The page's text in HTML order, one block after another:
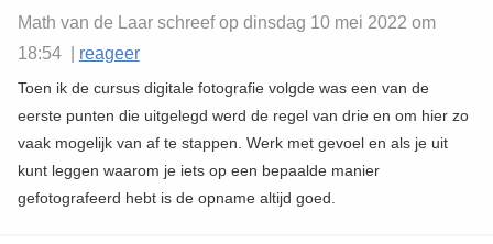
Math van de Laar schreef op dinsdag 10 mei 2022 om
18:54 | reageer
Toen ik de cursus digitale fotografie volgde was een van de
eerste punten die uitgelegd werd de regel van drie en om hier zo
vaak mogelijk van af te stappen. Werk met gevoel en als je uit
kunt leggen waarom je iets op een bepaalde manier
gefotografeerd hebt is de opname altijd goed.